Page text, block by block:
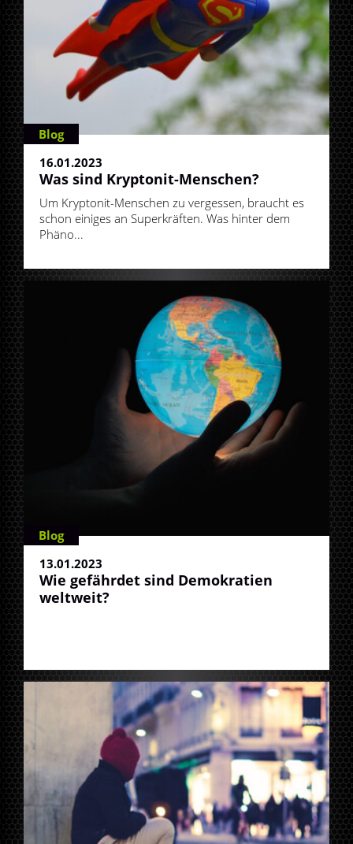
Blog
16.01.2023
Was sind Kryptonit-Menschen?
Um Kryptonit-Menschen zu vergessen, braucht es
schon einiges an Superkräften. Was hinter dem
Phäno...
Blog
13.01.2023
Wie gefährdet sind Demokratien
weltweit?